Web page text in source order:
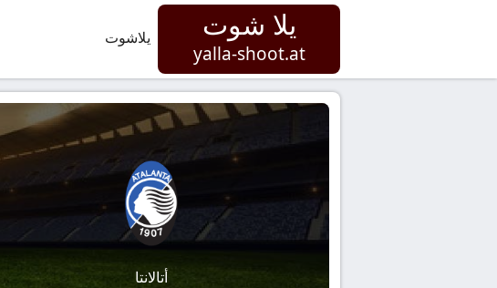
يلا شوت
yalla-shoot.at
يلاشوت
أتالانتا